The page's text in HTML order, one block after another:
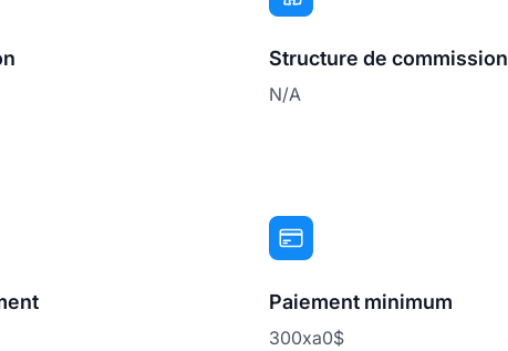
Structure de commission
N/A
Paiement minimum
300xa0$